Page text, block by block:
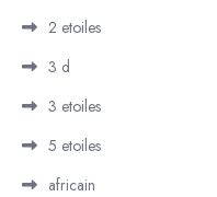
2 etoiles
3 d
3 etoiles
5 etoiles
africain